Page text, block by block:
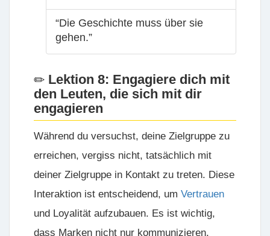
“Die Geschichte muss über sie
gehen.”
Lektion 8: Engagiere dich mit
den Leuten, die sich mit dir
engagieren
Während du versuchst, deine Zielgruppe zu
erreichen, vergiss nicht, tatsächlich mit
deiner Zielgruppe in Kontakt zu treten. Diese
Interaktion ist entscheidend, um Vertrauen
und Loyalität aufzubauen. Es ist wichtig,
dass Marken nicht nur kommunizieren,